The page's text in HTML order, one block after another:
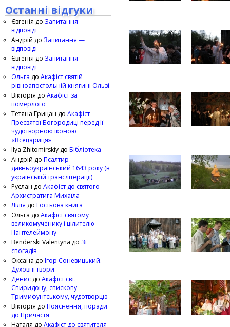
Останні відгуки
Євгенія до Запитання —
відповіді
Андрій до Запитання —
відповіді
Євгенія до Запитання —
відповіді
Ольга до Акафіст святій
рівноапостольній княгині Ользі
Вікторія до Акафіст за
померлого
Тетяна Грицан до Акафіст
Пресвятої Богородиці перед Її
чудотворною іконою
«Всецариця»
Ilya Zhitomirskiy до Бібліотека
Андрій до Псалтир
давньоукраїнський 1643 року (в
українській транслітерації)
Руслан до Акафіст до святого
Архистратига Михаїла
Лілія до Гостьова книга
Ольга до Акафіст святому
великомученику і цілителю
Пантелеймону
Benderski Valentyna до Зі
спогадів
Оксана до Ігор Соневицький.
Духовні твори
Денис до Акафіст свт.
Спиридону, єпископу
Тримифунтському, чудотворцю
Вікторія до Пояснення, поради
до Причастя
Наталя до Акафіст до святителя